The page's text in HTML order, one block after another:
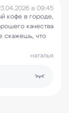
в 09:45
кофе в городе,
качества
скажешь, что
наталья